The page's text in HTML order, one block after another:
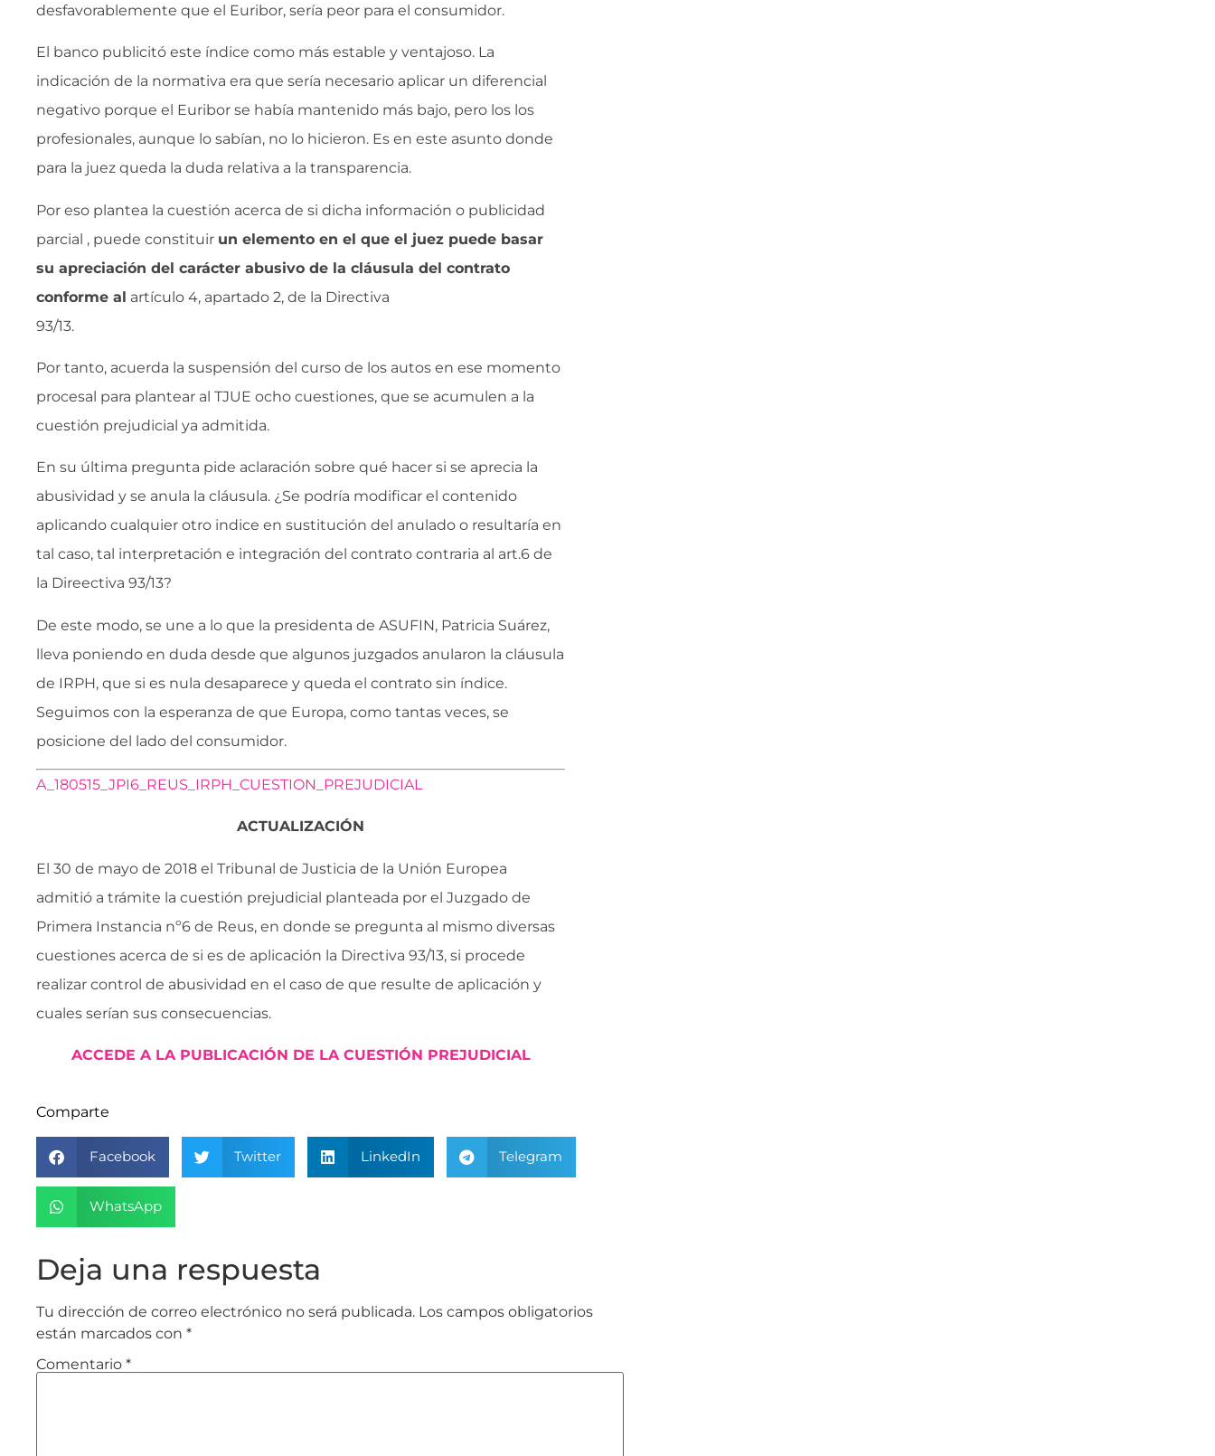
desfavorablemente que el Euribor, sería peor para el consumidor.
El banco publicitó este índice como más estable y ventajoso. La
indicación de la normativa era que sería necesario aplicar un diferencial
negativo porque el Euribor se había mantenido más bajo, pero los los
profesionales, aunque lo sabían, no lo hicieron. Es en este asunto donde
para la juez queda la duda relativa a la transparencia.
Por eso plantea la cuestión acerca de si dicha información o publicidad
parcial , puede constituir un elemento en el que el juez puede basar
su apreciación del carácter abusivo de la cláusula del contrato
conforme al artículo 4, apartado 2, de la Directiva
93/13.
Por tanto, acuerda la suspensión del curso de los autos en ese momento
procesal para plantear al TJUE ocho cuestiones, que se acumulen a la
cuestión prejudicial ya admitida.
En su última pregunta pide aclaración sobre qué hacer si se aprecia la
abusividad y se anula la cláusula. ¿Se podría modificar el contenido
aplicando cualquier otro indice en sustitución del anulado o resultaría en
tal caso, tal interpretación e integración del contrato contraria al art.6 de
la Direectiva 93/13?
De este modo, se une a lo que la presidenta de ASUFIN, Patricia Suárez,
lleva poniendo en duda desde que algunos juzgados anularon la cláusula
de IRPH, que si es nula desaparece y queda el contrato sin índice.
Seguimos con la esperanza de que Europa, como tantas veces, se
posicione del lado del consumidor.
A_180515_JPI6_REUS_IRPH_CUESTION_PREJUDICIAL
ACTUALIZACIÓN
El 30 de mayo de 2018 el Tribunal de Justicia de la Unión Europea
admitió a trámite la cuestión prejudicial planteada por el Juzgado de
Primera Instancia nº6 de Reus, en donde se pregunta al mismo diversas
cuestiones acerca de si es de aplicación la Directiva 93/13, si procede
realizar control de abusividad en el caso de que resulte de aplicación y
cuales serían sus consecuencias.
ACCEDE A LA PUBLICACIÓN DE LA CUESTIÓN PREJUDICIAL
Comparte
Facebook Twitter LinkedIn Telegram
WhatsApp
Deja una respuesta
Tu dirección de correo electrónico no será publicada. Los campos obligatorios
están marcados con *
Comentario *